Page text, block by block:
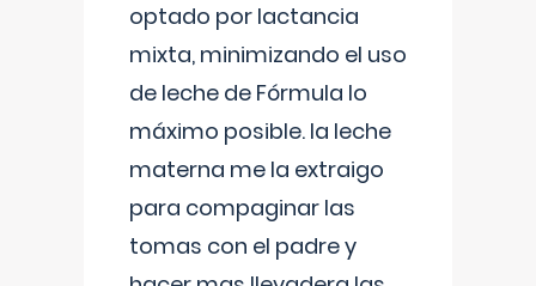
optado por lactancia
mixta, minimizando el uso
de leche de Fórmula lo
máximo posible. la leche
materna me la extraigo
para compaginar las
tomas con el padre y